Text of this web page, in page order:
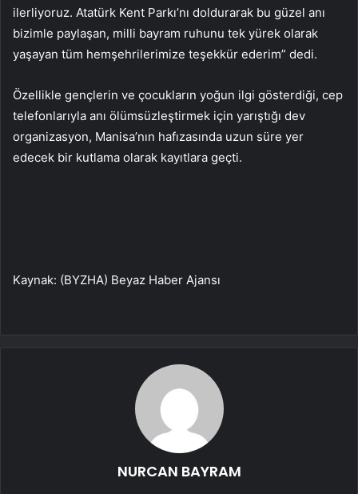
ilerliyoruz. Atatürk Kent Parkı’nı doldurarak bu güzel anı
bizimle paylaşan, milli bayram ruhunu tek yürek olarak
yaşayan tüm hemşehrilerimize teşekkür ederim” dedi.
Özellikle gençlerin ve çocukların yoğun ilgi gösterdiği, cep
telefonlarıyla anı ölümsüzleştirmek için yarıştığı dev
organizasyon, Manisa’nın hafızasında uzun süre yer
edecek bir kutlama olarak kayıtlara geçti.
Kaynak: (BYZHA) Beyaz Haber Ajansı
NURCAN BAYRAM